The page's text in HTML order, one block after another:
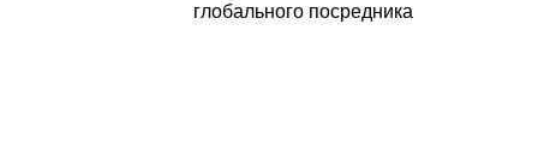
глобального посредника